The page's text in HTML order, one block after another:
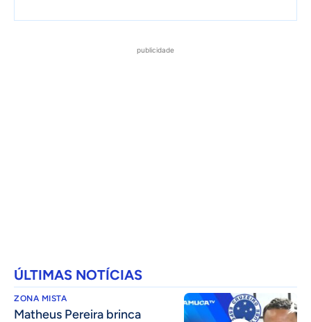
publicidade
ÚLTIMAS NOTÍCIAS
ZONA MISTA
Matheus Pereira brinca